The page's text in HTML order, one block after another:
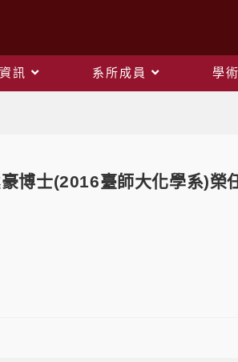
訊 系所成員 學
博士(2016臺師大化學系)榮